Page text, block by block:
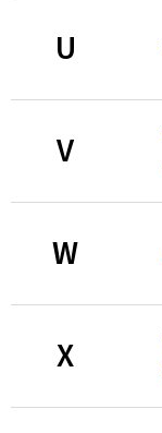
U
V
W
X